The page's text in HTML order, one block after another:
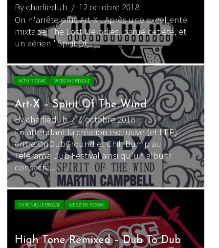
By charliedub / 12 octobre 2018
On n'arrête plus Art-X ! Après une excellente
mixtape, The Lost Melodies, parue cet été, et
un aérien "Spirit Of...
ACTU REGGAE WEBZINE REGGAE
Art-X – Spirit Of The Wind
By charliedub/ 1 octobre 2018
En attendant la création exclusive (et l'EP)
entre OnDubGround et Chill Bump au
Télérama Dub Festival ainsi qu'un album
consacré...
CHRONIQUE REGGAE WEBZINE REGGAE
High Tone Remixed – Dub To Dub